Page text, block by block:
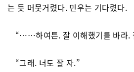
는 듯 머뭇거렸다. 민우는 기다렸다.
“……하여튼. 잘 이해했기를 바라.
“그래. 너도 잘 자.”